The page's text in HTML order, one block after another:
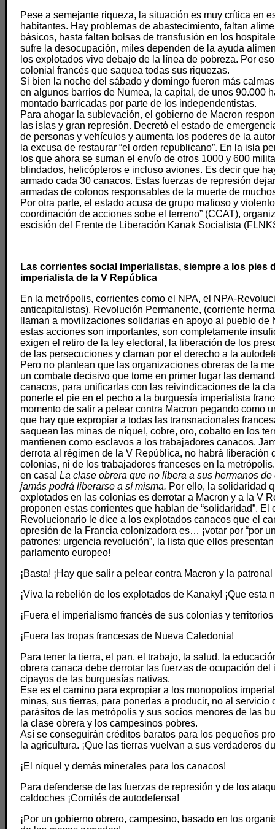
Pese a semejante riqueza, la situación es muy crítica en
habitantes. Hay problemas de abastecimiento, faltan
básicos, hasta faltan bolsas de transfusión en los
sufre la desocupación, miles dependen de la ayuda
los explotados vive debajo de la línea de pobreza. Por
colonial francés que saquea todas sus riquezas.
Si bien la noche del sábado y domingo fueron más
en algunos barrios de Numea, la capital, de unos 90.000
montado barricadas por parte de los independentistas.
Para ahogar la sublevación, el gobierno de Macron
las islas y gran represión. Decretó el estado de
de personas y vehículos y aumenta los poderes de la
la excusa de restaurar “el orden republicano”. En la isla
los que ahora se suman el envío de otros 1000 y 600
blindados, helicópteros e incluso aviones. Es decir que
armado cada 30 canacos. Estas fuerzas de represión
armadas de colonos responsables de la muerte de
Por otra parte, el estado acusa de grupo mafioso y
coordinación de acciones sobe el terreno” (CCAT),
escisión del Frente de Liberación Kanak Socialista
Las corrientes social imperialistas, siempre a los pies
imperialista de la V República
En la metrópolis, corrientes como el NPA, el NPA-
anticapitalistas), Revolución Permanente, (corriente
llaman a movilizaciones solidarias en apoyo al pueblo
estas acciones son importantes, son completamente
exigen el retiro de la ley electoral, la liberación de los
de las persecuciones y claman por el derecho a la
Pero no plantean que las organizaciones obreras de la
un combate decisivo que tome en primer lugar las
canacos, para unificarlas con las reivindicaciones de la
ponerle el pie en el pecho a la burguesía imperialista
momento de salir a pelear contra Macron pegando como
que hay que expropiar a todas las transnacionales
saquean las minas de níquel, cobre, oro, cobalto en los
mantienen como esclavos a los trabajadores canacos.
derrota al régimen de la V República, no habrá liberación
colonias, ni de los trabajadores franceses en la
en casa!La clase obrera que no libera a sus hermanos
jamás podrá liberarse a sí misma. Por ello, la solidaridad
explotados en las colonias es derrotar a Macron y a la V
proponen estas corrientes que hablan de “solidaridad”. El
Revolucionario le dice a los explotados canacos que el
opresión de la Francia colonizadora es… ¡votar por “por
patrones: urgencia revolución”, la lista que ellos
parlamento europeo!
¡Basta! ¡Hay que salir a pelear contra Macron y la
¡Viva la rebelión de los explotados de Kanaky! ¡Que esta
¡Fuera el imperialismo francés de sus colonias y
¡Fuera las tropas francesas de Nueva Caledonia!
Para tener la tierra, el pan, el trabajo, la salud, la
obrera canaca debe derrotar las fuerzas de ocupación
cipayos de las burguesías nativas.
Ese es el camino para expropiar a los monopolios
minas, sus tierras, para ponerlas a producir, no al servicio
parásitos de las metrópolis y sus socios menores de las
la clase obrera y los campesinos pobres.
Así se conseguirán créditos baratos para los pequeños
la agricultura. ¡Que las tierras vuelvan a sus verdaderos
¡El níquel y demás minerales para los canacos!
Para defenderse de las fuerzas de represión y de los
caldoches ¡Comités de autodefensa!
¡Por un gobierno obrero, campesino, basado en los